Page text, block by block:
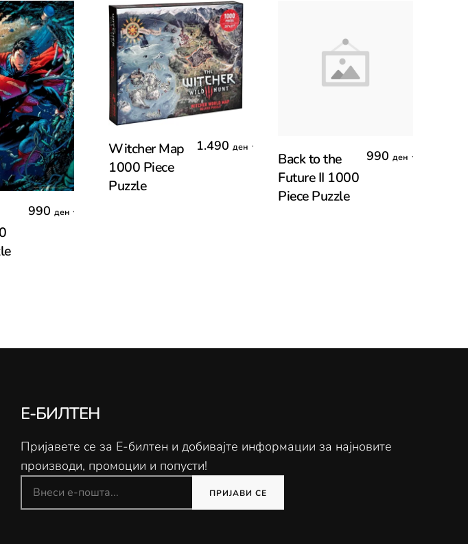
990 ден ,
Witcher Map
1000 Piece
Puzzle
1.490ден ,
Back to the
Future II 1000
Piece Puzzle
990ден ,
Е-БИЛТЕН
Пријавете се за Е-билтен и добивајте информации за најновите
производи, промоции и попусти!